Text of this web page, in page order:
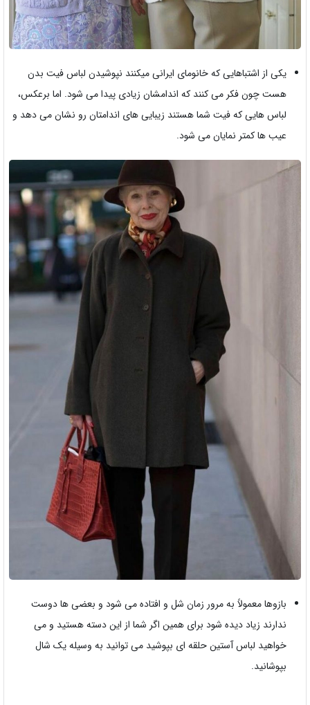
یکی از اشتباهایی که خانومای ایرانی میکنند نپوشیدن لباس فیت بدن
هست چون فکر می کنند که اندامشان زیادی پیدا می شود. اما برعکس،
لباس هایی که فیت شما هستند زیبایی های اندامتان رو نشان می دهد و
عیب ها کمتر نمایان می شود.
بازوها معمولاً به مرور زمان شل و افتاده می شود و بعضی ها دوست
ندارند زیاد دیده شود برای همین اگر شما از این دسته هستید و می
خواهید لباس آستین حلقه ای بپوشید می توانید به وسیله یک شال
بپوشانید.